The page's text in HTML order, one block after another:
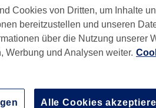
Cookies von Dritten, um Inhalte
bereitzustellen und unseren
über die Nutzung unserer
Werbung und Analysen weiter.
Alle Cookies